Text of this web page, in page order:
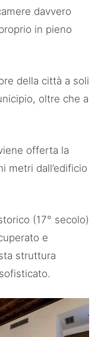
davvero
in pieno
della città a soli
oltre che a
offerta la
metri dall’edificio
(17° secolo)
e
struttura